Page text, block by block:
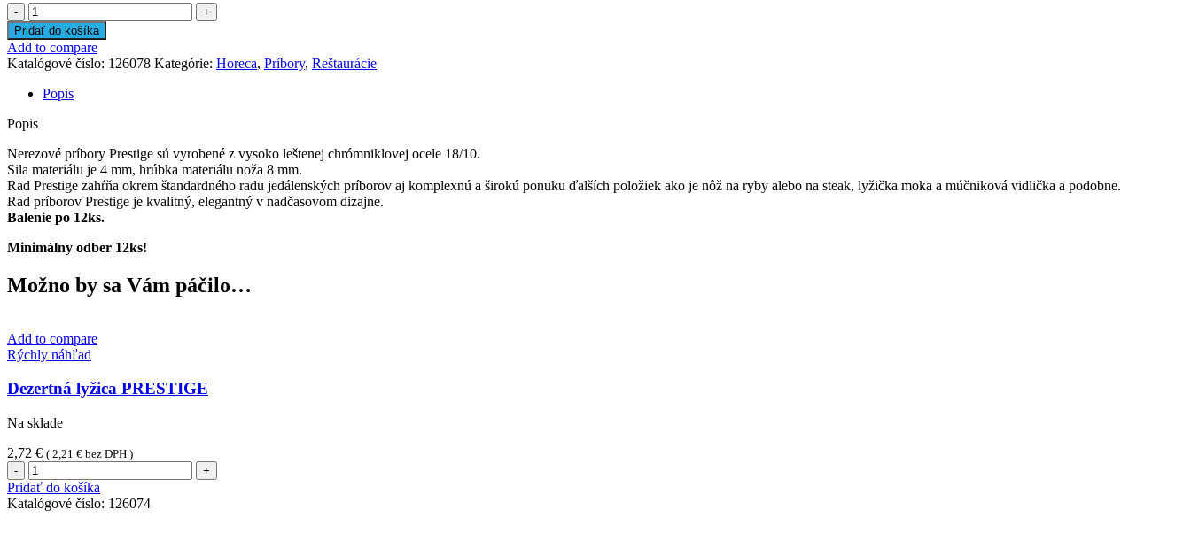
množstvo
Moka
lyžice
PRESTIGE
Pridať do košíka
Add to compare
Katalógové číslo: 126078 Kategórie: Horeca, Príbory, Reštaurácie
Popis
Popis
Nerezové príbory Prestige sú vyrobené z vysoko leštenej chrómniklovej ocele 18/10.
Sila materiálu je 4 mm, hrúbka materiálu noža 8 mm.
Rad Prestige zahŕňa okrem štandardného radu jedálenských príborov aj komplexnú a širokú ponuku ďalších položiek ako je nôž na ryby alebo na steak, lyžička moka a múčniková vidlička a podobne.
Rad príborov Prestige je kvalitný, elegantný v nadčasovom dizajne.
Balenie po 12ks.
Minimálny odber 12ks!
Možno by sa Vám páčilo…
Add to compare
Rýchly náhľad
Dezertná lyžica PRESTIGE
Na sklade
2,72 € ( 2,21 € bez DPH )
množstvo
Dezertná
lyžica
PRESTIGE
Pridať do košíka
Katalógové číslo: 126074